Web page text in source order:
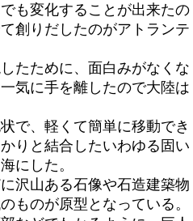
も変化することが出来たの
創りだしたのがアトランテ
たために、面白みがなくな
気に手を離したので大陸は
で、軽くて簡単に移動でき
りと結合したいわゆる固い
にした。
沢山ある石像や石造建築物
ものが原型となっている。